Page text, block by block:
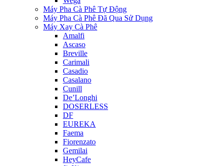
Máy Pha Cà Phê Tự Động
Máy Pha Cà Phê Đã Qua Sử Dụng
Máy Xay Cà Phê
Amalfi
Ascaso
Breville
Carimali
Casadio
Casalano
Cunill
De’Longhi
DOSERLESS
DF
EUREKA
Faema
Fiorenzato
Gemilai
HeyCafe